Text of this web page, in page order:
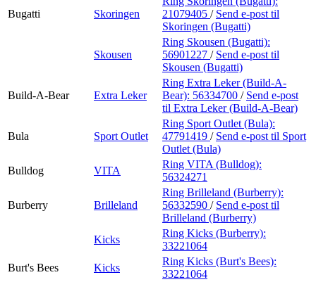
Bugatti Skoringen
21079405 / Send e-post til
Skoringen (Bugatti)
Skousen
Ring Skousen (Bugatti):
56901227 / Send e-post til
Skousen (Bugatti)
Build-A-Bear Extra Leker
Ring Extra Leker (Build-A-
Bear): 56334700 / Send e-post
til Extra Leker (Build-A-Bear)
Bula Sport Outlet
Ring Sport Outlet (Bula):
47791419 / Send e-post til Sport
Outlet (Bula)
Bulldog
VITA
Ring VITA (Bulldog):
56324271
Burberry Brilleland
Ring Brilleland (Burberry):
56332590 / Send e-post til
Brilleland (Burberry)
Kicks
Ring Kicks (Burberry):
33221064
Burt's Bees
Kicks
Ring Kicks (Burt's Bees):
33221064